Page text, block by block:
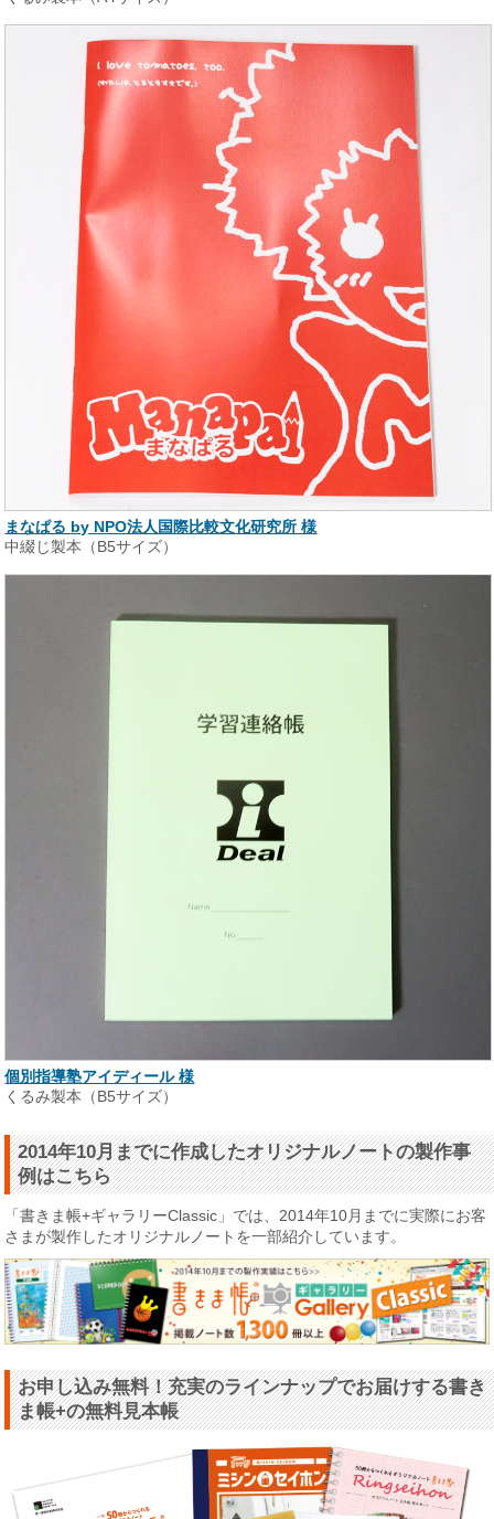
まなぱる by NPO法人国際比較文化研究所 様
中綴じ製本（B5サイズ）
個別指導塾アイディール 様
くるみ製本（B5サイズ）
2014年10月までに作成したオリジナルノートの製作事
例はこちら
「書きま帳+ギャラリーClassic」では、2014年10月までに実際にお客
さまが製作したオリジナルノートを一部紹介しています。
お申し込み無料！充実のラインナップでお届けする書き
ま帳+の無料見本帳